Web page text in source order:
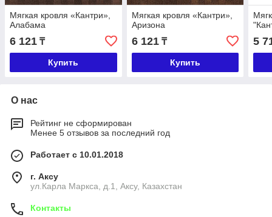
Мягкая кровля «Кантри»,
Алабама
6 121 ₸
Купить
Мягкая кровля «Кантри»,
Аризона
6 121₸
Купить
5
О нас
Рейтинг не сформирован
Менее 5 отзывов за последний год
Работает с 10.01.2018
г. Аксу
ул.Карла Маркса, д.1, Аксу, Казахстан
Контакты